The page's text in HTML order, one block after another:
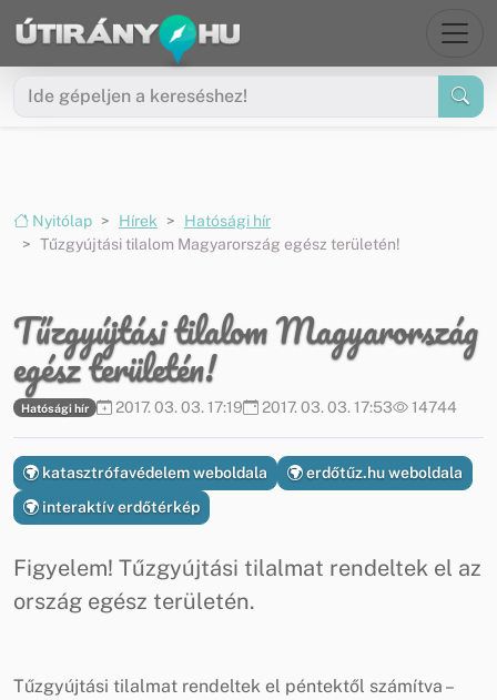
Ugrás a menüre
Ugrás a tartalomra
Nyitólap Hírek
Hatósági hír
Tűzgyújtási tilalom Magyarország egész területén!
Tűzgyújtási tilalom Magyarország
egész területén!
Hatósági hír 2017. 03. 03. 17:19 2017. 03. 03. 17:53 14744
katasztrófavédelem weboldala
erdőtűz.hu weboldala
interaktív erdőtérkép
Figyelem! Tűzgyújtási tilalmat rendeltek el az
ország egész területén.
Tűzgyújtási tilalmat rendeltek el péntektől számítva –